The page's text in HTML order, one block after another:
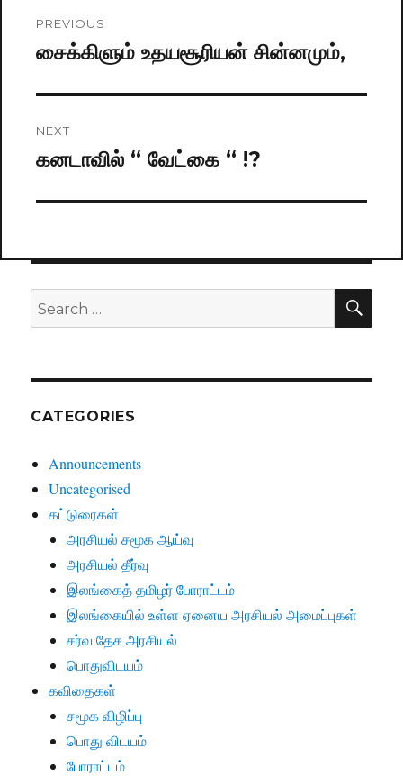
navigation
PREVIOUS
Previous
சைக்கிளும் உதயசூரியன் சின்னமும்,
NEXT
Next
கனடாவில் “ வேட்கை “ !?
Search
for:
CATEGORIES
Announcements
Uncategorised
கட்டுரைகள்
அரசியல் சமூக ஆய்வு
அரசியல் தீர்வு
இலங்கைத் தமிழர் போராட்டம்
இலங்கையில் உள்ள ஏனைய அரசியல் அமைப்புகள்
சர்வ தேச அரசியல்
பொதுவிடயம்
கவிதைகள்
சமூக விழிப்பு
பொது விடயம்
போராட்டம்